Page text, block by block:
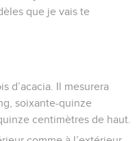
que je vais te
d’acacia. Il mesurera
soixante-quinze
centimètres de haut.